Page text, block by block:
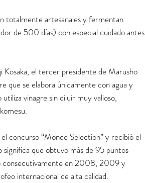
totalmente artesanales y fermentan
de 500 días) con especial cuidado antes
Kosaka, el tercer presidente de Marusho
que se elabora únicamente con agua y
vinagre sin diluir muy valioso,
concurso “Monde Selection” y recibió el
que obtuvo más de 95 puntos
consecutivamente en 2008, 2009 y
internacional de alta calidad.